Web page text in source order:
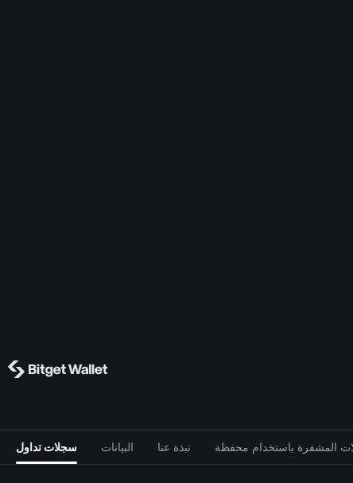
سجلات تداول البيانات نبذة عنا